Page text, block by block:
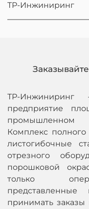
ТР-Инжиниринг
ТР-Инжиниринг
предприятие
промышленном
Комплекс
листогибочные
отрезного
порошковой
только
принимать